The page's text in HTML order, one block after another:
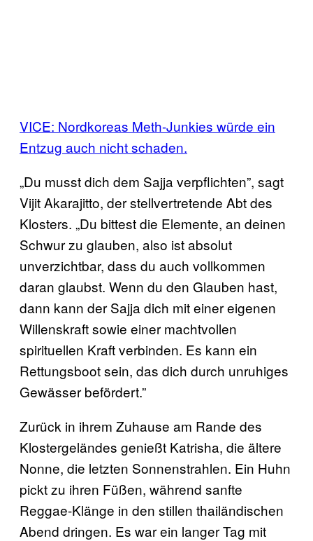
VICE: Nordkoreas Meth-Junkies würde ein
Entzug auch nicht schaden.
„Du musst dich dem Sajja verpflichten”, sagt
Vijit Akarajitto, der stellvertretende Abt des
Klosters. „Du bittest die Elemente, an deinen
Schwur zu glauben, also ist absolut
unverzichtbar, dass du auch vollkommen
daran glaubst. Wenn du den Glauben hast,
dann kann der Sajja dich mit einer eigenen
Willenskraft sowie einer machtvollen
spirituellen Kraft verbinden. Es kann ein
Rettungsboot sein, das dich durch unruhiges
Gewässer befördert.”
Zurück in ihrem Zuhause am Rande des
Klostergeländes genießt Katrisha, die ältere
Nonne, die letzten Sonnenstrahlen. Ein Huhn
pickt zu ihren Füßen, während sanfte
Reggae-Klänge in den stillen thailändischen
Abend dringen. Es war ein langer Tag mit